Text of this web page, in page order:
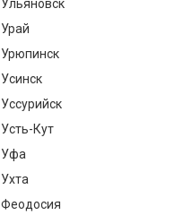
Ульяновск
Урай
Урюпинск
Усинск
Уссурийск
Усть-Кут
Уфа
Ухта
Феодосия